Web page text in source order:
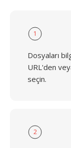
1
Dosyaları
URL'den
seçin.
2